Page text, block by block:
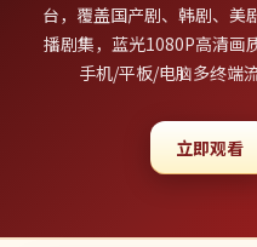
台，覆盖国产剧、韩剧、美
播剧集，蓝光1080P高清画
手机/平板/电脑多终端
立即观看